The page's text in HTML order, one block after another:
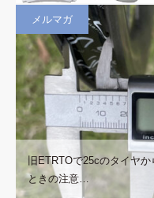
メルマガ
旧ETRTOで25cのタイヤ
ときの注意…